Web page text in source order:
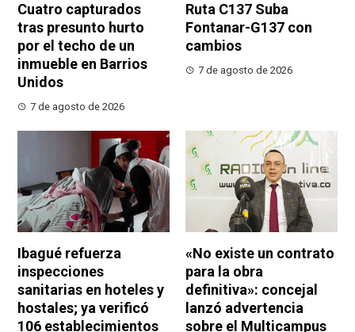
Cuatro capturados
tras presunto hurto
por el techo de un
inmueble en Barrios
Unidos
7 de agosto de 2026
Ruta C137 Suba
Fontanar-G137 con
cambios
7 de agosto de 2026
Ibagué refuerza
inspecciones
sanitarias en hoteles y
hostales; ya verificó
106 establecimientos
«No existe un contrato
para la obra
definitiva»: concejal
lanzó advertencia
sobre el Multicampus